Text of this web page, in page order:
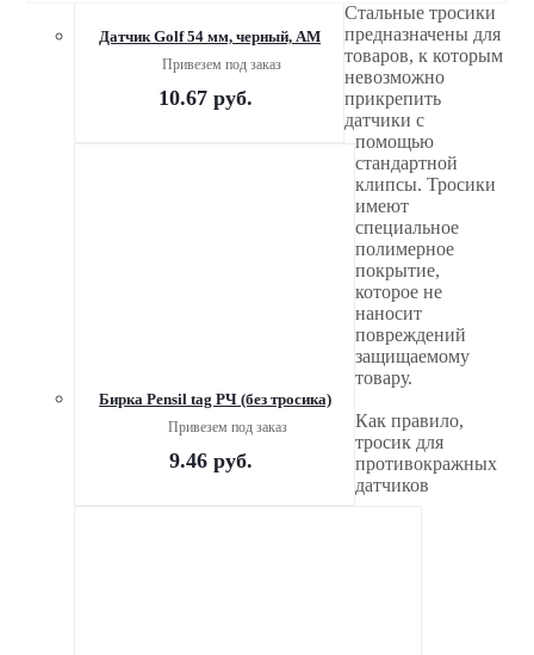
Датчик Golf 54 мм, черный, AM
Привезем под заказ
10.67 руб.
Бирка Pensil tag РЧ (без тросика)
Привезем под заказ
9.46 руб.
Стальные тросики
предназначены для
товаров, к которым
невозможно
прикрепить
датчики с
помощью
стандартной
клипсы. Тросики
имеют
специальное
полимерное
покрытие,
которое не
наносит
повреждений
защищаемому
товару.
Как правило,
тросик для
противокражных
датчиков